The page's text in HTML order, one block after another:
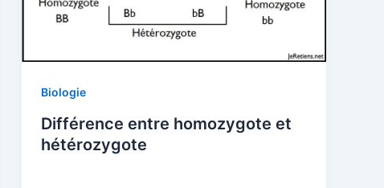
Biologie
Différence entre homozygote et
hétérozygote